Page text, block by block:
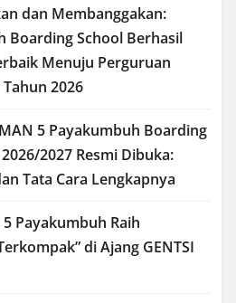
dan Membanggakan:
Boarding School Berhasil
Menuju Perguruan
2026
5 Payakumbuh Boarding
2027 Resmi Dibuka:
Tata Cara Lengkapnya
Payakumbuh Raih
di Ajang GENTSI